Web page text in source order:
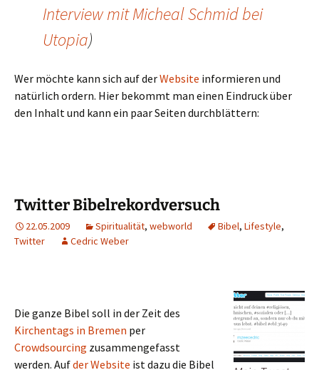
Interview mit Micheal Schmid bei
Utopia)
Wer möchte kann sich auf derWebsite informieren und
natürlich ordern. Hier bekommt man einen Eindruck über
den Inhalt und kann ein paar Seiten durchblättern:
Twitter Bibelrekordversuch
22.05.2009 Spiritualität, webworld Bibel, Lifestyle,
Twitter
Cedric Weber
Die ganze Bibel soll in der Zeit des
Kirchentags in Bremen per
Crowdsourcing zusammengefasst
werden. Aufder Website ist dazu die Bibel